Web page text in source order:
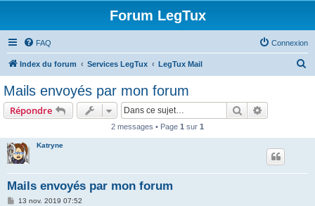
Forum LegTux
FAQ Connexion
Index du forum Services LegTux LegTux Mail
Mails envoyés par mon forum
Répondre Rechercher
2 messages • Page 1 sur 1
Katryne
Mails envoyés par mon forum
M13 nov. 2019 07:52